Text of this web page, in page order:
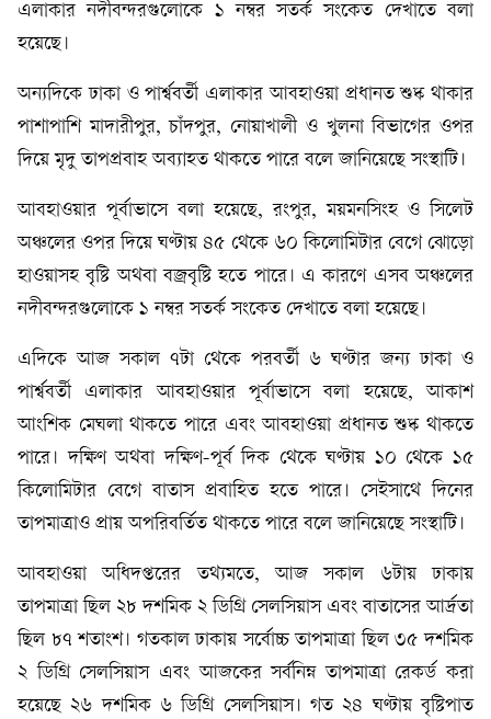
এলাকার নদীবন্দরগুলোকে ১ নম্বর সতর্ক সংকেত দেখাতে বলা
হয়েছে।
অন্যদিকে ঢাকা ও পার্শ্ববর্তী এলাকার আবহাওয়া প্রধানত শুষ্ক থাকার
পাশাপাশি মাদারীপুর, চাঁদপুর, নোয়াখালী ও খুলনা বিভাগের ওপর
দিয়ে মৃদু তাপপ্রবাহ অব্যাহত থাকতে পারে বলে জানিয়েছে সংস্থাটি।
আবহাওয়ার পূর্বাভাসে বলা হয়েছে, রংপুর, ময়মনসিংহ ও সিলেট
অঞ্চলের ওপর দিয়ে ঘণ্টায় ৪৫ থেকে ৬০ কিলোমিটার বেগে ঝোড়ো
হাওয়াসহ বৃষ্টি অথবা বজ্রবৃষ্টি হতে পারে। এ কারণে এসব অঞ্চলের
নদীবন্দরগুলোকে ১ নম্বর সতর্ক সংকেত দেখাতে বলা হয়েছে।
এদিকে আজ সকাল ৭টা থেকে পরবর্তী ৬ ঘণ্টার জন্য ঢাকা ও
পার্শ্ববর্তী এলাকার আবহাওয়ার পূর্বাভাসে বলা হয়েছে, আকাশ
আংশিক মেঘলা থাকতে পারে এবং আবহাওয়া প্রধানত শুষ্ক থাকতে
পারে। দক্ষিণ অথবা দক্ষিণ-পূর্ব দিক থেকে ঘণ্টায় ১০ থেকে ১৫
কিলোমিটার বেগে বাতাস প্রবাহিত হতে পারে। সেইসাথে দিনের
তাপমাত্রাও প্রায় অপরিবর্তিত থাকতে পারে বলে জানিয়েছে সংস্থাটি।
আবহাওয়া অধিদপ্তরের তথ্যমতে, আজ সকাল ৬টায় ঢাকায়
তাপমাত্রা ছিল ২৮ দশমিক ২ ডিগ্রি সেলসিয়াস এবং বাতাসের আর্দ্রতা
ছিল ৮৭ শতাংশ। গতকাল ঢাকায় সর্বোচ্চ তাপমাত্রা ছিল ৩৫ দশমিক
২ ডিগ্রি সেলসিয়াস এবং আজকের সর্বনিম্ন তাপমাত্রা রেকর্ড করা
হয়েছে ২৬ দশমিক ৬ ডিগ্রি সেলসিয়াস। গত ২৪ ঘণ্টায় বৃষ্টিপাত